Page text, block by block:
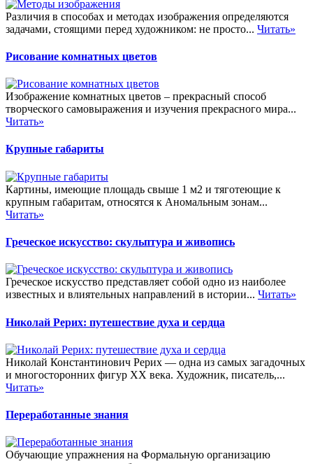
Различия в способах и методах изображения определяются
задачами, стоящими перед художником: не просто... Читать»
Рисование комнатных цветов
Изображение комнатных цветов – прекрасный способ
творческого самовыражения и изучения прекрасного мира...
Читать»
Крупные габариты
Картины, имеющие площадь свыше 1 м2 и тяготеющие к
крупным габаритам, относятся к Аномальным зонам...
Читать»
Греческое искусство: скульптура и живопись
Греческое искусство представляет собой одно из наиболее
известных и влиятельных направлений в истории... Читать»
Николай Рерих: путешествие духа и сердца
Николай Константинович Рерих — одна из самых загадочных
и многосторонних фигур XX века. Художник, писатель,...
Читать»
Переработанные знания
Обучающие упражнения на Формальную организацию